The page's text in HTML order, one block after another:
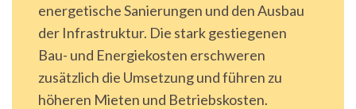
energetische Sanierungen und den Ausbau
der Infrastruktur. Die stark gestiegenen
Bau- und Energiekosten erschweren
zusätzlich die Umsetzung und führen zu
höheren Mieten und Betriebskosten.